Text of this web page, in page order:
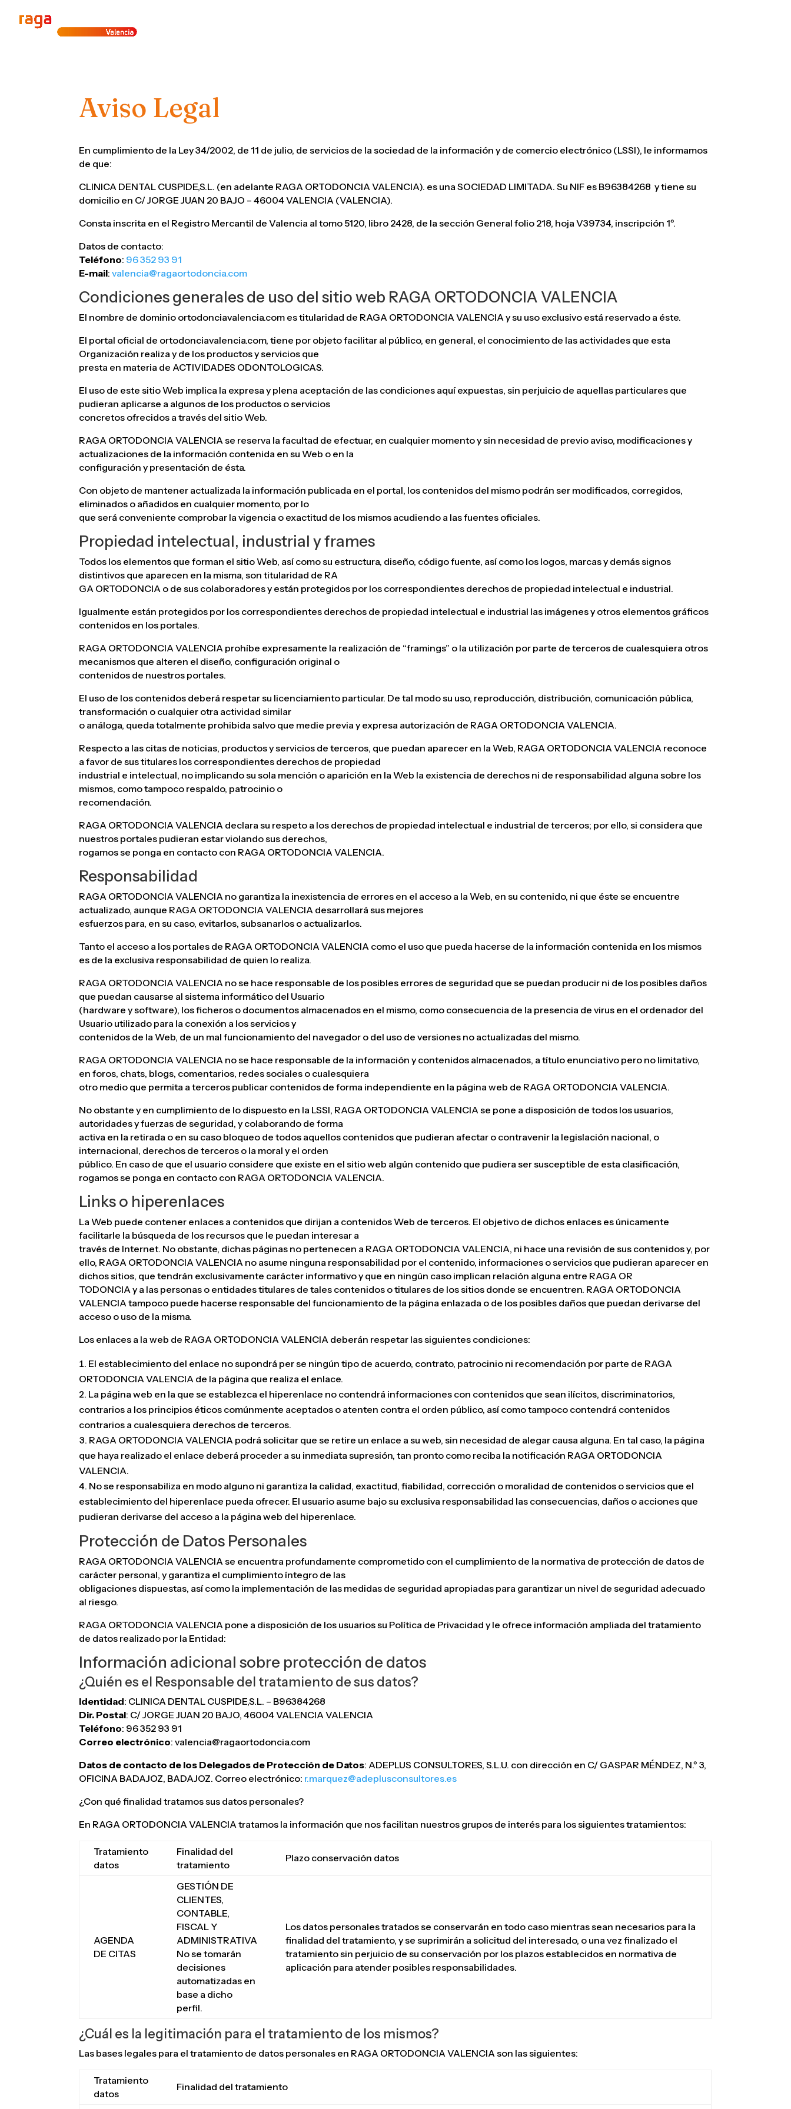
Aviso Legal
En cumplimiento de la Ley 34/2002, de 11 de julio, de servicios de la sociedad de la información y de comercio electrónico (LSSI), le informamos
de que:
CLINICA DENTAL CUSPIDE,S.L. (en adelante RAGA ORTODONCIA VALENCIA). es una SOCIEDAD LIMITADA. Su NIF es B96384268 y tiene su
domicilio en C/ JORGE JUAN 20 BAJO – 46004 VALENCIA (VALENCIA).
Consta inscrita en el Registro Mercantil de Valencia al tomo 5120, libro 2428, de la sección General folio 218, hoja V39734, inscripción 1º.
Datos de contacto:
Teléfono: 96 352 93 91
E-mail: valencia@ragaortodoncia.com
Condiciones generales de uso del sitio web RAGA ORTODONCIA VALENCIA
El nombre de dominio ortodonciavalencia.com es titularidad de RAGA ORTODONCIA VALENCIA y su uso exclusivo está reservado a éste.
El portal oficial de ortodonciavalencia.com, tiene por objeto facilitar al público, en general, el conocimiento de las actividades que esta
Organización realiza y de los productos y servicios que
presta en materia de ACTIVIDADES ODONTOLOGICAS.
El uso de este sitio Web implica la expresa y plena aceptación de las condiciones aquí expuestas, sin perjuicio de aquellas particulares que
pudieran aplicarse a algunos de los productos o servicios
concretos ofrecidos a través del sitio Web.
RAGA ORTODONCIA VALENCIA se reserva la facultad de efectuar, en cualquier momento y sin necesidad de previo aviso, modificaciones y
actualizaciones de la información contenida en su Web o en la
configuración y presentación de ésta.
Con objeto de mantener actualizada la información publicada en el portal, los contenidos del mismo podrán ser modificados, corregidos,
eliminados o añadidos en cualquier momento, por lo
que será conveniente comprobar la vigencia o exactitud de los mismos acudiendo a las fuentes oficiales.
Propiedad intelectual, industrial y frames
Todos los elementos que forman el sitio Web, así como su estructura, diseño, código fuente, así como los logos, marcas y demás signos
distintivos que aparecen en la misma, son titularidad de RA
GA ORTODONCIA o de sus colaboradores y están protegidos por los correspondientes derechos de propiedad intelectual e industrial.
Igualmente están protegidos por los correspondientes derechos de propiedad intelectual e industrial las imágenes y otros elementos gráficos
contenidos en los portales.
RAGA ORTODONCIA VALENCIA prohíbe expresamente la realización de “framings” o la utilización por parte de terceros de cualesquiera otros
mecanismos que alteren el diseño, configuración original o
contenidos de nuestros portales.
El uso de los contenidos deberá respetar su licenciamiento particular. De tal modo su uso, reproducción, distribución, comunicación pública,
transformación o cualquier otra actividad similar
o análoga, queda totalmente prohibida salvo que medie previa y expresa autorización de RAGA ORTODONCIA VALENCIA.
Respecto a las citas de noticias, productos y servicios de terceros, que puedan aparecer en la Web, RAGA ORTODONCIA VALENCIA reconoce
a favor de sus titulares los correspondientes derechos de propiedad
industrial e intelectual, no implicando su sola mención o aparición en la Web la existencia de derechos ni de responsabilidad alguna sobre los
mismos, como tampoco respaldo, patrocinio o
recomendación.
RAGA ORTODONCIA VALENCIA declara su respeto a los derechos de propiedad intelectual e industrial de terceros; por ello, si considera que
nuestros portales pudieran estar violando sus derechos,
rogamos se ponga en contacto con RAGA ORTODONCIA VALENCIA.
Responsabilidad
RAGA ORTODONCIA VALENCIA no garantiza la inexistencia de errores en el acceso a la Web, en su contenido, ni que éste se encuentre
actualizado, aunque RAGA ORTODONCIA VALENCIA desarrollará sus mejores
esfuerzos para, en su caso, evitarlos, subsanarlos o actualizarlos.
Tanto el acceso a los portales de RAGA ORTODONCIA VALENCIA como el uso que pueda hacerse de la información contenida en los mismos
es de la exclusiva responsabilidad de quien lo realiza.
RAGA ORTODONCIA VALENCIA no se hace responsable de los posibles errores de seguridad que se puedan producir ni de los posibles daños
que puedan causarse al sistema informático del Usuario
(hardware y software), los ficheros o documentos almacenados en el mismo, como consecuencia de la presencia de virus en el ordenador del
Usuario utilizado para la conexión a los servicios y
contenidos de la Web, de un mal funcionamiento del navegador o del uso de versiones no actualizadas del mismo.
RAGA ORTODONCIA VALENCIA no se hace responsable de la información y contenidos almacenados, a título enunciativo pero no limitativo,
en foros, chats, blogs, comentarios, redes sociales o cualesquiera
otro medio que permita a terceros publicar contenidos de forma independiente en la página web de RAGA ORTODONCIA VALENCIA.
No obstante y en cumplimiento de lo dispuesto en la LSSI, RAGA ORTODONCIA VALENCIA se pone a disposición de todos los usuarios,
autoridades y fuerzas de seguridad, y colaborando de forma
activa en la retirada o en su caso bloqueo de todos aquellos contenidos que pudieran afectar o contravenir la legislación nacional, o
internacional, derechos de terceros o la moral y el orden
público. En caso de que el usuario considere que existe en el sitio web algún contenido que pudiera ser susceptible de esta clasificación,
rogamos se ponga en contacto con RAGA ORTODONCIA VALENCIA.
Links o hiperenlaces
La Web puede contener enlaces a contenidos que dirijan a contenidos Web de terceros. El objetivo de dichos enlaces es únicamente
facilitarle la búsqueda de los recursos que le puedan interesar a
través de Internet. No obstante, dichas páginas no pertenecen a RAGA ORTODONCIA VALENCIA, ni hace una revisión de sus contenidos y, por
ello, RAGA ORTODONCIA VALENCIA no asume ninguna responsabilidad por el contenido, informaciones o servicios que pudieran aparecer en
dichos sitios, que tendrán exclusivamente carácter informativo y que en ningún caso implican relación alguna entre RAGA OR
TODONCIA y a las personas o entidades titulares de tales contenidos o titulares de los sitios donde se encuentren. RAGA ORTODONCIA
VALENCIA tampoco puede hacerse responsable del funcionamiento de la página enlazada o de los posibles daños que puedan derivarse del
acceso o uso de la misma.
Los enlaces a la web de RAGA ORTODONCIA VALENCIA deberán respetar las siguientes condiciones:
El establecimiento del enlace no supondrá per se ningún tipo de acuerdo, contrato, patrocinio ni recomendación por parte de RAGA
ORTODONCIA VALENCIA de la página que realiza el enlace.
La página web en la que se establezca el hiperenlace no contendrá informaciones con contenidos que sean ilícitos, discriminatorios,
contrarios a los principios éticos comúnmente aceptados o atenten contra el orden público, así como tampoco contendrá contenidos
contrarios a cualesquiera derechos de terceros.
RAGA ORTODONCIA VALENCIA podrá solicitar que se retire un enlace a su web, sin necesidad de alegar causa alguna. En tal caso, la página
que haya realizado el enlace deberá proceder a su inmediata supresión, tan pronto como reciba la notificación RAGA ORTODONCIA
VALENCIA.
No se responsabiliza en modo alguno ni garantiza la calidad, exactitud, fiabilidad, corrección o moralidad de contenidos o servicios que el
establecimiento del hiperenlace pueda ofrecer. El usuario asume bajo su exclusiva responsabilidad las consecuencias, daños o acciones que
pudieran derivarse del acceso a la página web del hiperenlace.
Protección de Datos Personales
RAGA ORTODONCIA VALENCIA se encuentra profundamente comprometido con el cumplimiento de la normativa de protección de datos de
carácter personal, y garantiza el cumplimiento íntegro de las
obligaciones dispuestas, así como la implementación de las medidas de seguridad apropiadas para garantizar un nivel de seguridad adecuado
al riesgo.
RAGA ORTODONCIA VALENCIA pone a disposición de los usuarios su Política de Privacidad y le ofrece información ampliada del tratamiento
de datos realizado por la Entidad:
Información adicional sobre protección de datos
¿Quién es el Responsable del tratamiento de sus datos?
Identidad: CLINICA DENTAL CUSPIDE,S.L. – B96384268
Dir. Postal: C/ JORGE JUAN 20 BAJO, 46004 VALENCIA VALENCIA
Teléfono: 96 352 93 91
Correo electrónico: valencia@ragaortodoncia.com
Datos de contacto de los Delegados de Protección de Datos: ADEPLUS CONSULTORES, S.L.U. con dirección en C/ GASPAR MÉNDEZ, N.º 3,
OFICINA BADAJOZ, BADAJOZ. Correo electrónico: r.marquez@adeplusconsultores.es
¿Con qué finalidad tratamos sus datos personales?
En RAGA ORTODONCIA VALENCIA tratamos la información que nos facilitan nuestros grupos de interés para los siguientes tratamientos:
Tratamiento
datos
Finalidad del
tratamiento
Plazo conservación datos
AGENDA
DE CITAS
GESTIÓN DE
CLIENTES,
CONTABLE,
FISCAL Y
ADMINISTRATIVA
No se tomarán
decisiones
automatizadas en
base a dicho
perfil.
Los datos personales tratados se conservarán en todo caso mientras sean necesarios para la
finalidad del tratamiento, y se suprimirán a solicitud del interesado, o una vez finalizado el
tratamiento sin perjuicio de su conservación por los plazos establecidos en normativa de
aplicación para atender posibles responsabilidades.
¿Cuál es la legitimación para el tratamiento de los mismos?
Las bases legales para el tratamiento de datos personales en RAGA ORTODONCIA VALENCIA son las siguientes:
Tratamiento
datos
Finalidad del tratamiento